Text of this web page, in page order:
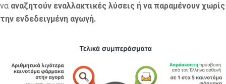
να αναζητούν εναλλακτικές λύσεις ή να παραμένουν χωρίς
την ενδεδειγμένη αγωγή.